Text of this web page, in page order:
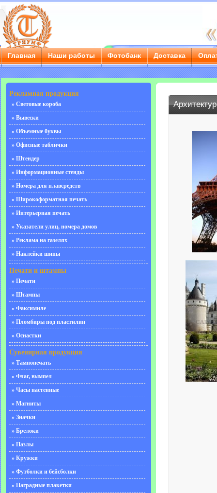
Главная Наши работы Фотобанк Доставка
г. Саратов, ул. Чернышевского, д. 55/3е, тел.: 8 (8452)
Рекламная продукция
» Световые короба
» Вывески
» Объемные буквы
» Офисные таблички
» Штендер
» Информационные стенды
» Номера для плавсредств
» Широкоформатная печать
» Интерьерная печать
» Указатели улиц, номера домов
» Реклама на газелях
» Наклейки шипы
Печати и штампы
» Печати
» Штампы
» Факсимиле
» Пломбиры под пластилин
» Оснастки
Сувенирная продукция
» Тампопечать
» Флаг, вымпел
» Часы настенные
» Магниты
» Значки
» Брелоки
» Пазлы
» Кружки
» Футболки и бейсболки
» Наградные плакетки